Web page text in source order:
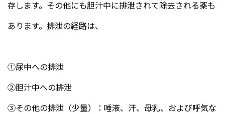
存します。その他にも胆汁中に排泄されて除去される薬も
あります。排泄の経路は、
①尿中への排泄
②胆汁中への排泄
③その他の排泄（少量）：唾液、汗、母乳、および呼気な